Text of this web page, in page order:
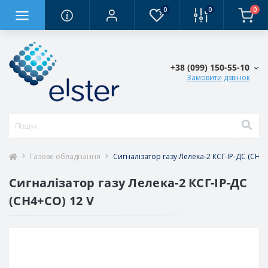
0 0 0
+38 (0‎99) 150-55-10
Замовити дзвінок
Газове обладнання Сигналізатор газу Лелека-2 КСГ-ІР-ДС
Сигналізатор газу Лелека-2 КСГ-ІР-ДС
(СН4+CO) 12 V